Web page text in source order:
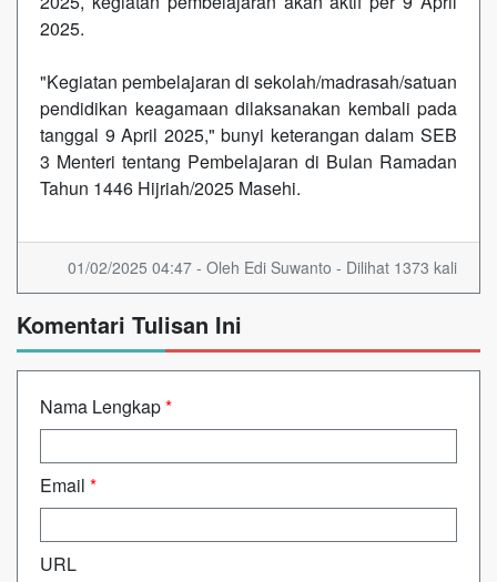
2025.
"Kegiatan pembelajaran di sekolah/madrasah/satuan
pendidikan keagamaan dilaksanakan kembali pada
tanggal 9 April 2025," bunyi keterangan dalam SEB
3 Menteri tentang Pembelajaran di Bulan Ramadan
Tahun 1446 Hijriah/2025 Masehi.
01/02/2025 04:47 - Oleh Edi Suwanto - Dilihat 1373 kali
Komentari Tulisan Ini
Nama Lengkap*
Email *
URL